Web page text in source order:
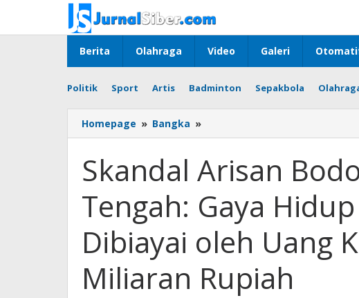
content
Berita Olahraga Video Galeri
Politik Sport Artis Badminton Sepakbola
Homepage » Bangka »
Arisan
di
Bangka
Tengah:
Gaya
Mewah
Pelaku
Dibiayai
oleh
Skandal Arisan
Tengah: Gaya
Dibiayai oleh Uang
Miliaran Rupiah